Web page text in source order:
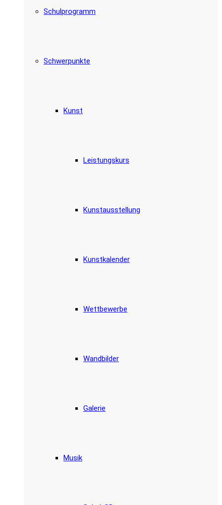
Schulprogramm
Schwerpunkte
Kunst
Leistungskurs
Kunstausstellung
Kunstkalender
Wettbewerbe
Wandbilder
Galerie
Musik